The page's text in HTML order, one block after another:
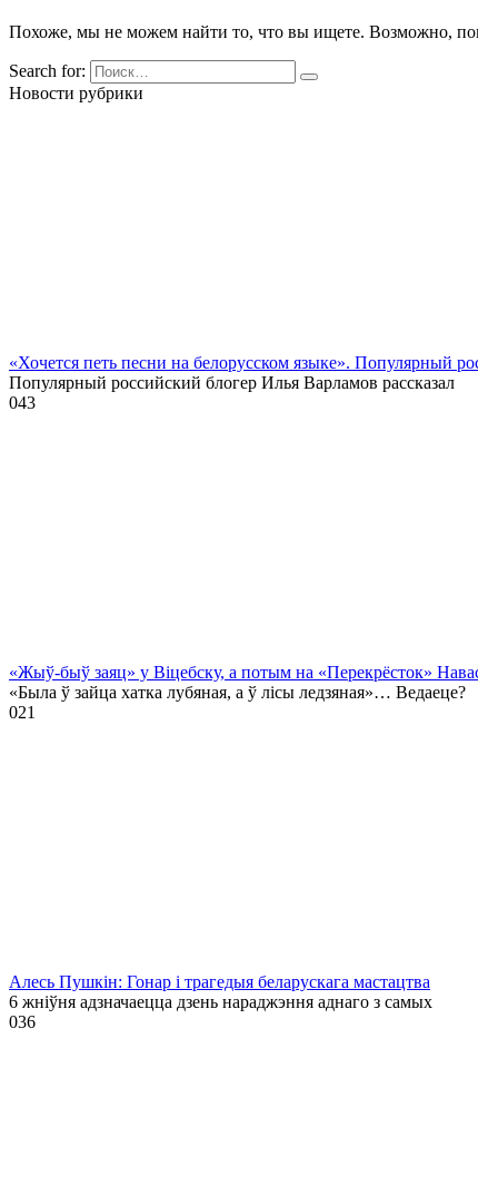
Похоже, мы не можем найти то, что вы ищете. Возможно,
Search for:
Новости рубрики
«Хочется петь песни на белорусском языке». Популярный
Популярный российский блогер Илья Варламов рассказал
043
«Жыў-быў заяц» у Віцебску, а потым на «Перекрёсток»
«Была ў зайца хатка лубяная, а ў лісы ледзяная»… Ведаеце?
021
Алесь Пушкін: Гонар і трагедыя беларускага мастацтва
6 жніўня адзначаецца дзень нараджэння аднаго з самых
036